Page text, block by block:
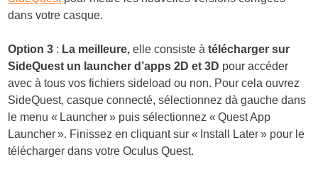
dans votre casque.
Option 3 : La meilleure, elle consiste àtélécharger sur
SideQuest un launcher d’apps 2D et 3D pour accéder
avec à tous vos fichiers sideload ou non. Pour cela ouvrez
SideQuest, casque connecté, sélectionnez dà gauche dans
le menu « Launcher » puis sélectionnez « Quest App
Launcher ». Finissez en cliquant sur « Install Later » pour le
télécharger dans votre Oculus Quest.